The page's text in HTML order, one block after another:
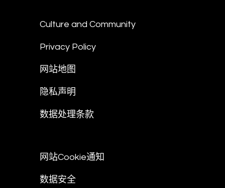
Culture and Community
Privacy Policy
网站地图
隐私声明
数据处理条款
网站Cookie通知
数据安全